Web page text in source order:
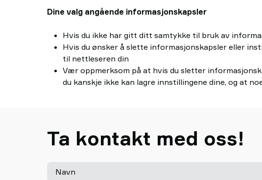
Dine valg angående informasjonskapsler
Hvis du ikke har gitt ditt samtykke til bruk av
Hvis du ønsker å slette informasjonskapsler eller
til nettleseren din
Vær oppmerksom på at hvis du sletter
du kanskje ikke kan lagre innstillingene dine, og at
Ta kontakt med oss!
Navn